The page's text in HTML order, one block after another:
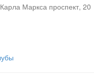
Карла Маркса проспект, 20